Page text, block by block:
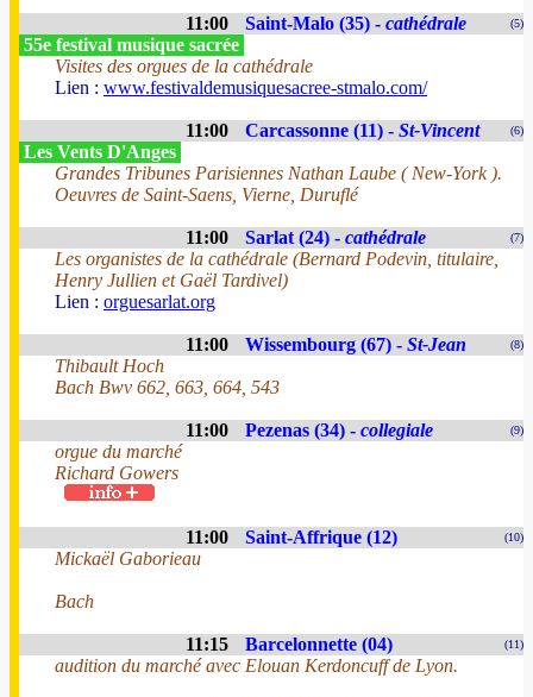
11:00 Saint-Malo (35) - cathédrale (5)
55e festival musique sacrée
Visites des orgues de la cathédrale
Lien : www.festivaldemusiquesacree-stmalo.com/
11:00 Carcassonne (11) - St-Vincent (6)
Les Vents D'Anges
Grandes Tribunes Parisiennes Nathan Laube ( New-York ).
Oeuvres de Saint-Saens, Vierne, Duruflé
11:00 Sarlat (24) - cathédrale (7)
Les organistes de la cathédrale (Bernard Podevin, titulaire,
Henry Jullien et Gaël Tardivel)
Lien : orguesarlat.org
11:00 Wissembourg (67) - St-Jean (8)
Thibault Hoch
Bach Bwv 662, 663, 664, 543
11:00 Pezenas (34) - collegiale (9)
orgue du marché
Richard Gowers
11:00 Saint-Affrique (12) (10)
Mickaël Gaborieau
Bach
11:15 Barcelonnette (04) (11)
audition du marché avec Elouan Kerdoncuff de Lyon.